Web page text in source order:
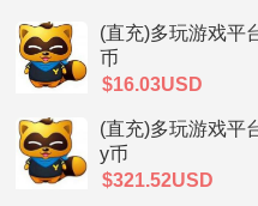
(直充)多玩游戏平
币
$16.03USD
(直充)多玩游戏平
y币
$321.52USD